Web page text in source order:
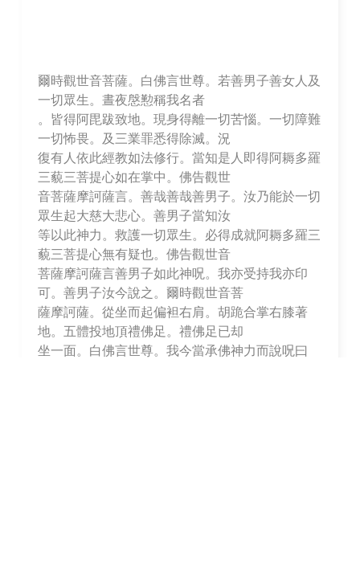
爾時觀世音菩薩。白佛言世尊。若善男子善女人及
一切眾生。晝夜慇懃稱我名者
。皆得阿毘跋致地。現身得離一切苦惱。一切障難
一切怖畏。及三業罪悉得除滅。況
復有人依此經教如法修行。當知是人即得阿耨多羅
三藐三菩提心如在掌中。佛告觀世
音菩薩摩訶薩言。善哉善哉善男子。汝乃能於一切
眾生起大慈大悲心。善男子當知汝
等以此神力。救護一切眾生。必得成就阿耨多羅三
藐三菩提心無有疑也。佛告觀世音
菩薩摩訶薩言善男子如此神呪。我亦受持我亦印
可。善男子汝今說之。爾時觀世音菩
薩摩訶薩。從坐而起偏袒右肩。胡跪合掌右膝著
地。五體投地頂禮佛足。禮佛足已却
坐一面。白佛言世尊。我今當承佛神力而說呪曰